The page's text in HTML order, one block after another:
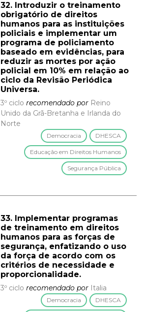
32. Introduzir o treinamento
obrigatório de direitos
humanos para as instituições
policiais e implementar um
programa de policiamento
baseado em evidências, para
reduzir as mortes por ação
policial em 10% em relação ao
ciclo da Revisão Periódica
Universa.
3º ciclo recomendado por Reino
Unido da Grã-Bretanha e Irlanda do
Norte
Democracia DHESCA
Educação em Direitos Humanos
Segurança Pública
33. Implementar programas
de treinamento em direitos
humanos para as forças de
segurança, enfatizando o uso
da força de acordo com os
critérios de necessidade e
proporcionalidade.
3º ciclo recomendado por Italia
Democracia DHESCA